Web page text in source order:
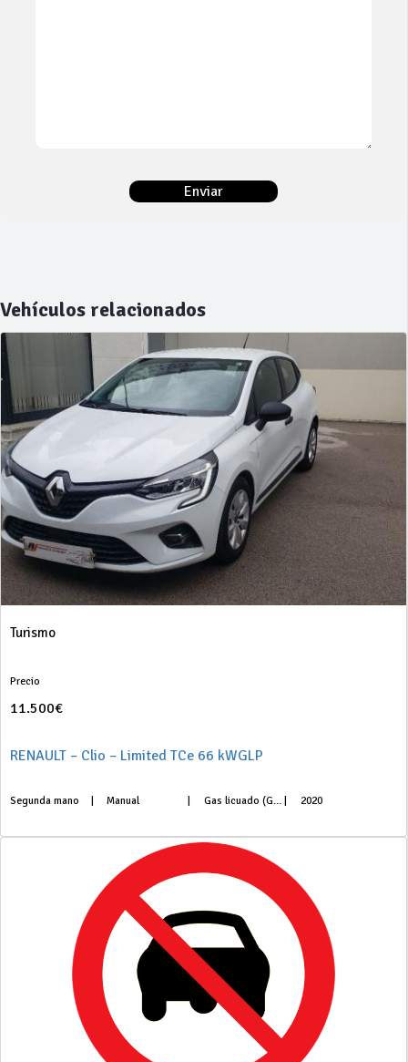
Vehículos relacionados
Turismo
Precio
11.500€
RENAULT – Clio – Limited TCe 66 kWGLP
Segunda mano Manual Gas licuado (GLP) 2020